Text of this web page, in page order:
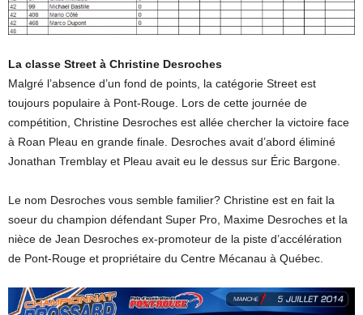
La classe Street à Christine Desroches
Malgré l’absence d’un fond de points, la catégorie Street est
toujours populaire à Pont-Rouge. Lors de cette journée de
compétition, Christine Desroches est allée chercher la victoire face
à Roan Pleau en grande finale. Desroches avait d’abord éliminé
Jonathan Tremblay et Pleau avait eu le dessus sur Éric Bargone.
Le nom Desroches vous semble familier? Christine est en fait la
soeur du champion défendant Super Pro, Maxime Desroches et la
nièce de Jean Desroches ex-promoteur de la piste d’accélération
de Pont-Rouge et propriétaire du Centre Mécanau à Québec.